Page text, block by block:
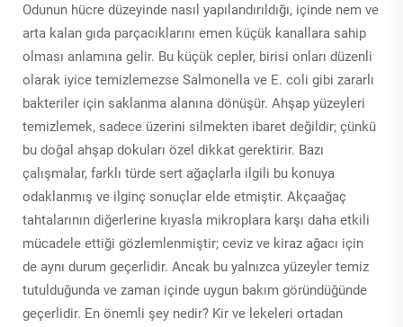
Odunun hücre düzeyinde nasıl yapılandırıldığı, içinde nem ve
arta kalan gıda parçacıklarını emen küçük kanallara sahip
olması anlamına gelir. Bu küçük cepler, birisi onları düzenli
olarak iyice temizlemezse Salmonella ve E. coli gibi zararlı
bakteriler için saklanma alanına dönüşür. Ahşap yüzeyleri
temizlemek, sadece üzerini silmekten ibaret değildir; çünkü
bu doğal ahşap dokuları özel dikkat gerektirir. Bazı
çalışmalar, farklı türde sert ağaçlarla ilgili bu konuya
odaklanmış ve ilginç sonuçlar elde etmiştir. Akçaağaç
tahtalarının diğerlerine kıyasla mikroplara karşı daha etkili
mücadele ettiği gözlemlenmiştir; ceviz ve kiraz ağacı için
de aynı durum geçerlidir. Ancak bu yalnızca yüzeyler temiz
tutulduğunda ve zaman içinde uygun bakım göründüğünde
geçerlidir. En önemli şey nedir? Kir ve lekeleri ortadan